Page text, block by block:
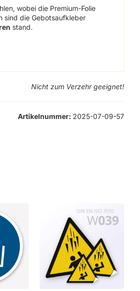
wobei die Premium-Folie
sind die Gebotsaufkleber
stand.
Nicht zum Verzehr geeignet!
Artikelnummer: 2025-07-09-57